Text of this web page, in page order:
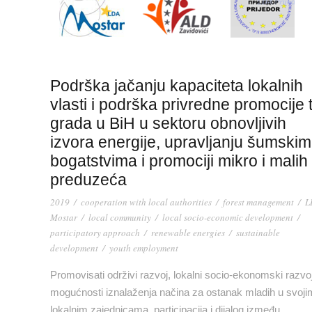
Podrška jačanju kapaciteta lokalnih
vlasti i podrška privredne promocije
grada u BiH u sektoru obnovljivih
izvora energije, upravljanju šumskim
bogatstvima i promociji mikro i malih
preduzeća
2019 / cooperation with local authorities / forest management /
Mostar / local community / local socio-economic development /
participatory approach / renewable energies / sustainable
development / youth employment
Promovisati održivi razvoj, lokalni socio-ekonomski
mogućnosti iznalaženja načina za ostanak mladih u
lokalnim zajednicama, participacija i dijalog između